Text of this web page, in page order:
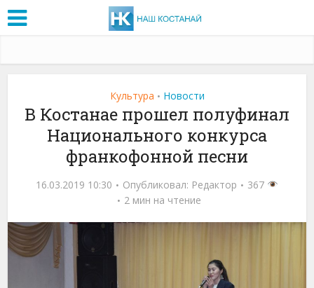
Культура • Новости
В Костанае прошел полуфинал
Национального конкурса
франкофонной песни
16.03.2019 10:30 Опубликовал: Редактор
367
2 мин на чтение